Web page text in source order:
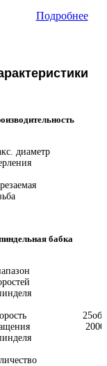
Подробнее
диаметр
бабка